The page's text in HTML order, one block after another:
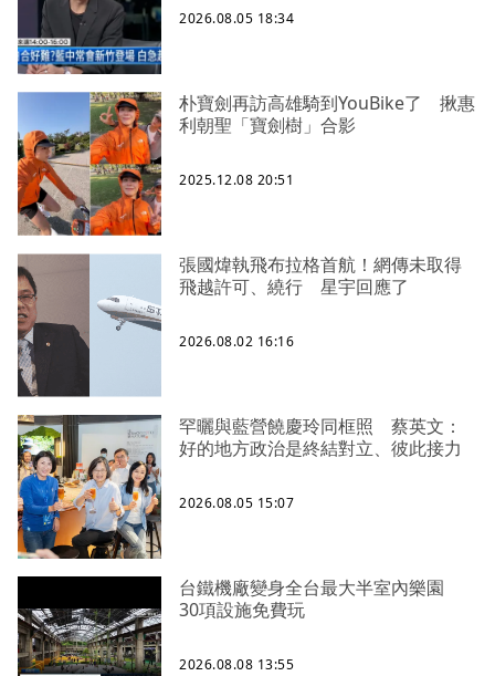
2026.08.05 18:34
朴寶劍再訪高雄騎到YouBike了 揪惠
利朝聖「寶劍樹」合影
2025.12.08 20:51
張國煒執飛布拉格首航！網傳未取得
飛越許可、繞行 星宇回應了
2026.08.02 16:16
罕曬與藍營饒慶玲同框照 蔡英文：
好的地方政治是終結對立、彼此接力
2026.08.05 15:07
台鐵機廠變身全台最大半室內樂園
30項設施免費玩
2026.08.08 13:55